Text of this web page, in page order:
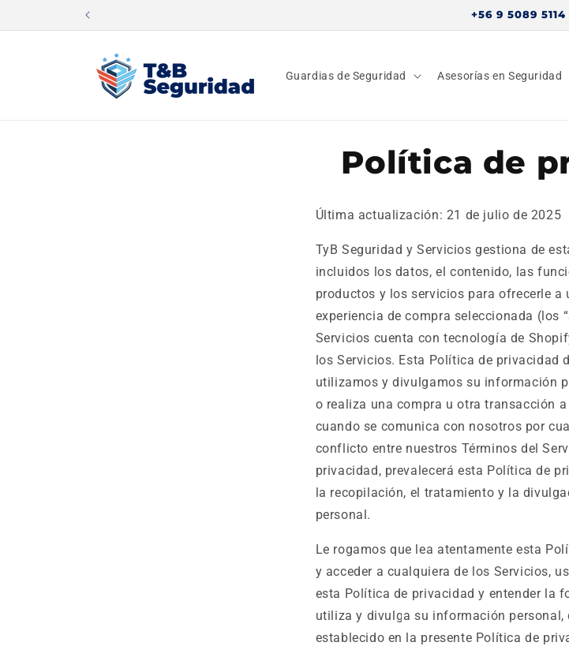
directamente
al contenido
+56 9 5089 5114
Guardias de Seguridad Asesorías en Seguridad
Política de
Última actualización: 21 de julio de 2025
TyB Seguridad y Servicios gestiona de
incluidos los datos, el contenido, las
productos y los servicios para ofrecerle a
experiencia de compra seleccionada (los
Servicios cuenta con tecnología de
los Servicios. Esta Política de privacidad
utilizamos y divulgamos su información
o realiza una compra u otra transacción
cuando se comunica con nosotros por
conflicto entre nuestros Términos del
privacidad, prevalecerá esta Política de
la recopilación, el tratamiento y la
personal.
Le rogamos que lea atentamente esta
y acceder a cualquiera de los Servicios,
esta Política de privacidad y entender la
utiliza y divulga su información personal,
establecido en la presente Política de